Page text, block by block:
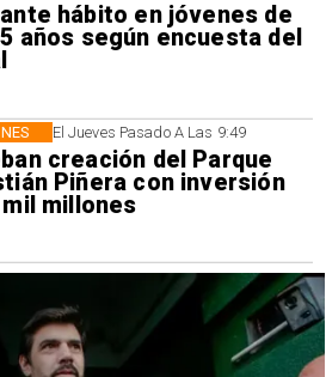
hábito en jóvenes de
años según encuesta del
El Jueves Pasado A Las 9:49
creación del Parque
Piñera con inversión
millones